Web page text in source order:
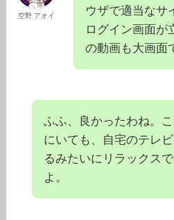
空野 アオイ
ウザで適当なサ
ログイン画面が
の動画も大画面
ふふ、良かったわね。
にいても、自宅のテレ
るみたいにリラックス
よ。